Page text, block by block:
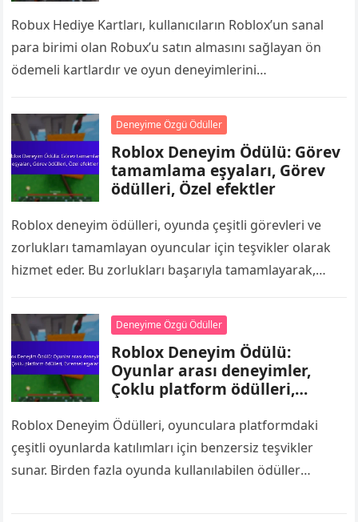
Robux Hediye Kartları, kullanıcıların Roblox’un sanal
para birimi olan Robux’u satın almasını sağlayan ön
ödemeli kartlardır ve oyun deneyimlerini
edinilmesine…
Deneyime Özgü Ödüller
Roblox Deneyim Ödülü: Görev
tamamlama eşyaları, Görev
ödülleri, Özel efektler
Roblox deneyim ödülleri, oyunda çeşitli görevleri ve
zorlukları tamamlayan oyuncular için teşvikler olarak
hizmet eder. Bu zorlukları başarıyla tamamlayarak,
oyun…
Deneyime Özgü Ödüller
Roblox Deneyim Ödülü:
Oyunlar arası deneyimler,
Çoklu platform ödülleri,
Roblox Deneyim Ödülleri, oyunculara platformdaki
çeşitli oyunlarda katılımları için benzersiz teşvikler
sunar. Birden fazla oyunda kullanılabilen ödüller